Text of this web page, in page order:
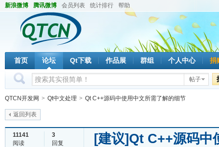
新浪微博 腾讯微博 会员列表 统计排行 帮助
首页 论坛 Qt下载 作品展 群组 个人中心 捐
帖子
QTCN开发网 > Qt中文处理 > Qt C++源码中使用中文所需了解的细节
返回列表
11141
阅读
3
回复
[建议]Qt C++源码中